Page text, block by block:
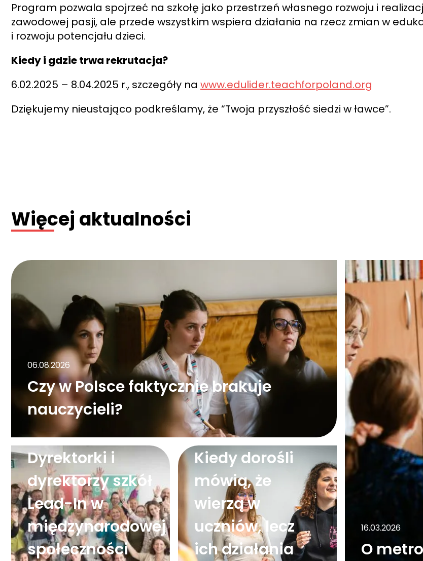
Program pozwala spojrzeć na szkołę jako przestrzeń własnego rozwoju i
zawodowej pasji, ale przede wszystkim wspiera działania na rzecz zmian w
i rozwoju potencjału dzieci.
Kiedy i gdzie trwa rekrutacja?
6.02.2025 – 8.04.2025 r., szczegóły na www.edulider.teachforpoland.org
Dziękujemy nieustająco podkreślamy, że “Twoja przyszłość siedzi w ławce”.
Więcej aktualności
06.08.2026
Czy w Polsce faktycznie brakuje
nauczycieli?
04.08.2026
Dyrektorki i
dyrektorzy szkół
Lead-In w
międzynarodowej
społeczności
29.05.2026
Kiedy dorośli
mówią, że
wierzą w
uczniów, lecz
ich działania
16.03.2026
O